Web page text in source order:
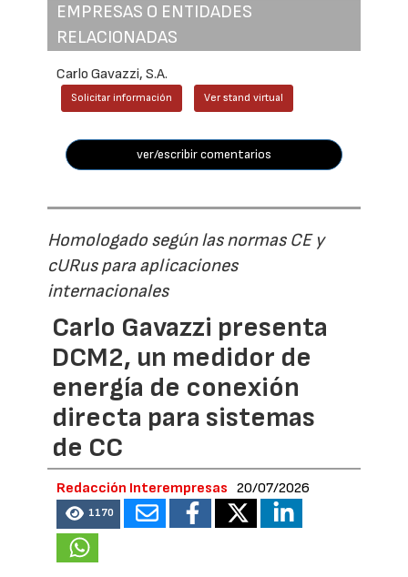
EMPRESAS O ENTIDADES
RELACIONADAS
Carlo Gavazzi, S.A.
Solicitar información Ver stand virtual
ver/escribir comentarios
Homologado según las normas CE y
cURus para aplicaciones
internacionales
Carlo Gavazzi presenta
DCM2, un medidor de
energía de conexión
directa para sistemas
de CC
Redacción Interempresas 20/07/2026
1170